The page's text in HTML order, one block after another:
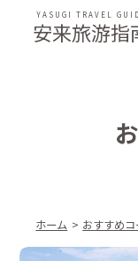
安来旅游指
YASUGI TRAVEL
ホーム おすすめコ